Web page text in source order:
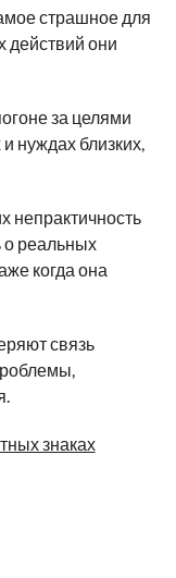
страшное для
действий они
за целями
нуждах близких,
непрактичность
о реальных
когда она
связь
знаках